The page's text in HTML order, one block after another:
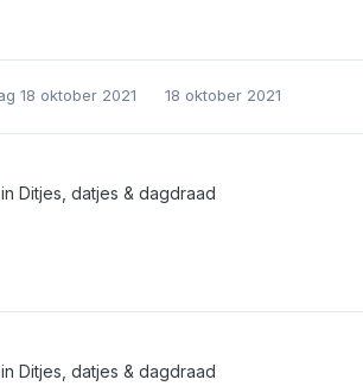
18 oktober 2021 18 oktober 2021
in Ditjes, datjes & dagdraad
in Ditjes, datjes & dagdraad